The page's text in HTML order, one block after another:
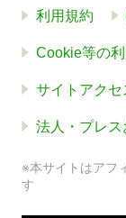
利用規約
Cookie等の
サイトアク
法人・プレ
※本サイトはアフ
す